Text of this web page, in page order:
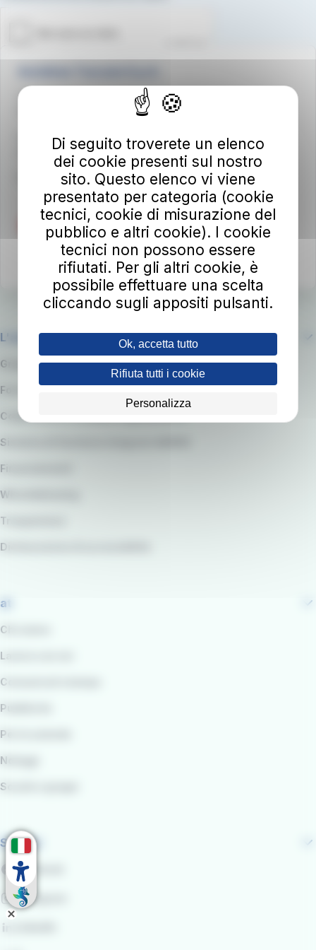
Viale del Progresso n. 6
50032 Borgo San Lorenzo (FI)
Partita IVA 02194050486
autolineetoscane@pec.it
Per info e reclamiat-bus.it/parlaconat
L'azienda
Gruppo RATP
Fornitori e Gare
Codice etico e modello organizzativo
Sistema di Gestione integrato QARSS
Finanziamenti
Whistleblowing
Trasparenza
Dichiarazione di accessibilità
at
Chi siamo
Lavora con noi
Comunicati stampa
Pubblicità
Per le aziende
Noleggi
Scuole e gruppi
Seguici
Facebook
Instagram
Di seguito troverete un elenco
dei cookie presenti sul nostro
sito. Questo elenco vi viene
presentato per categoria (cookie
tecnici, cookie di misurazione del
pubblico e altri cookie). I cookie
tecnici non possono essere
rifiutati. Per gli altri cookie, è
possibile effettuare una scelta
cliccando sugli appositi pulsanti.
Ok, accetta tutto
Rifiuta tutti i cookie
Personalizza